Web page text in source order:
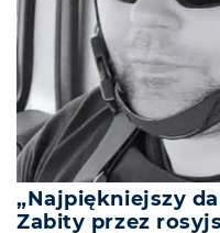
„Najpiękniejszy
Zabity przez